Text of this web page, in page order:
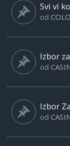
Svi vi
od
Izbor
od
Izbor
od